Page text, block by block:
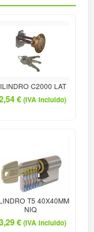
C2000 LAT
€ (IVA incluido)
T5 40X40MM
NIQ
€ (IVA incluido)